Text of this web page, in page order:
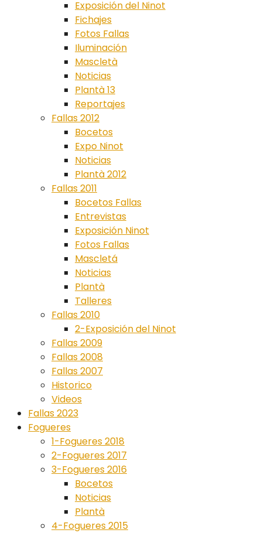
Exposición del Ninot
Fichajes
Fotos Fallas
Iluminación
Mascletà
Noticias
Plantà 13
Reportajes
Fallas 2012
Bocetos
Expo Ninot
Noticias
Plantà 2012
Fallas 2011
Bocetos Fallas
Entrevistas
Exposición Ninot
Fotos Fallas
Mascletá
Noticias
Plantà
Talleres
Fallas 2010
2-Exposición del Ninot
Fallas 2009
Fallas 2008
Fallas 2007
Historico
Videos
Fallas 2023
Fogueres
1-Fogueres 2018
2-Fogueres 2017
3-Fogueres 2016
Bocetos
Noticias
Plantà
4-Fogueres 2015